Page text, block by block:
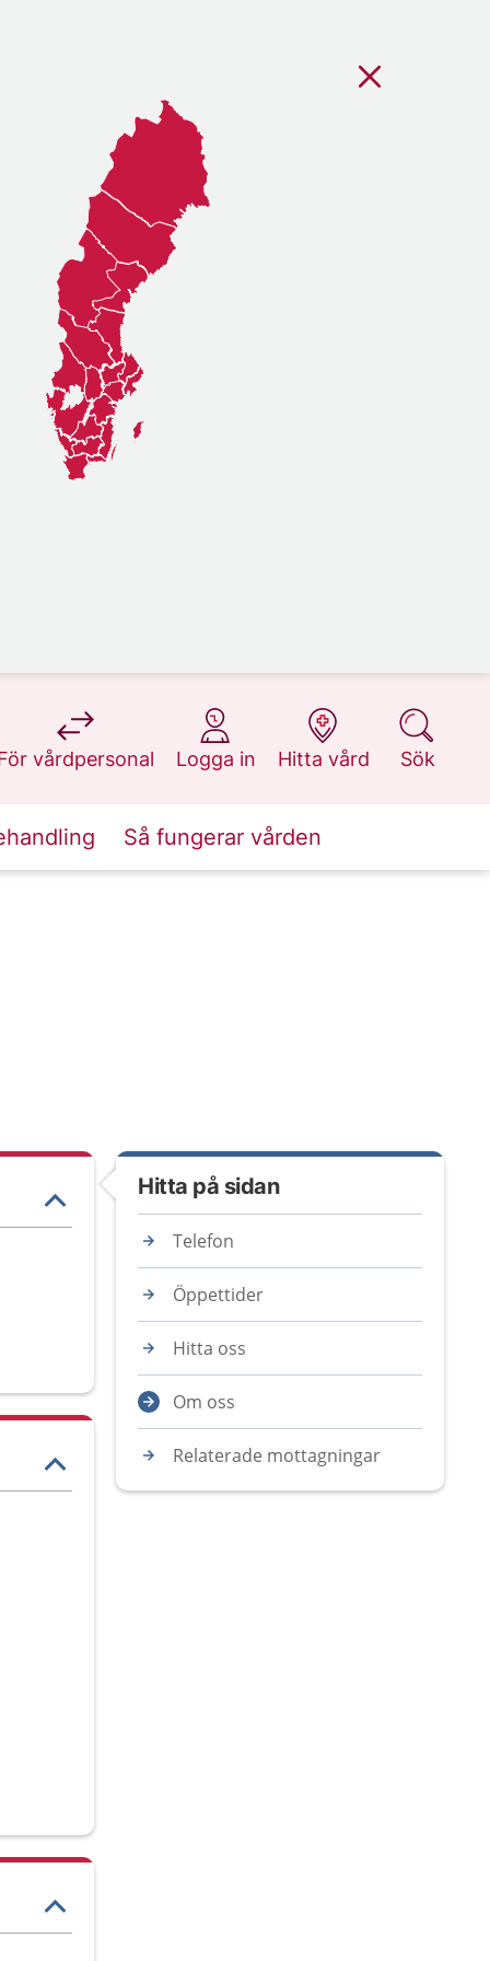
vårdpersonal
på 1177.se
Logga in
på 1177.se
Hitta vård
på 1177.se
Sök
på 1177.se
Så fungerar vården
Hitta på sidan
Telefon
Öppettider
Hitta oss
Om oss
Relaterade mottagningar